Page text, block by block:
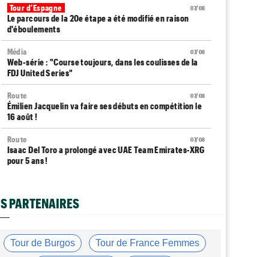
07/08
Tour d'Espagne
Le parcours de la 20e étape a été modifié en raison
d'éboulements
07/08
Média
Web-série : "Course toujours, dans les coulisses de la
FDJ United Series"
07/08
Route
Émilien Jacquelin va faire ses débuts en compétition le
16 août !
07/08
Route
Isaac Del Toro a prolongé avec UAE Team Emirates-XRG
pour 5 ans !
monnaie courante"
Le Mercato vélo est ouvert... toutes les dernières infos
et rumeurs
PARTENAIRES
Tour de Burgos Tour de France Femmes